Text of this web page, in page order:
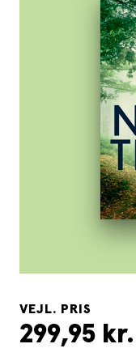
VEJL. PRIS
299,95 kr.